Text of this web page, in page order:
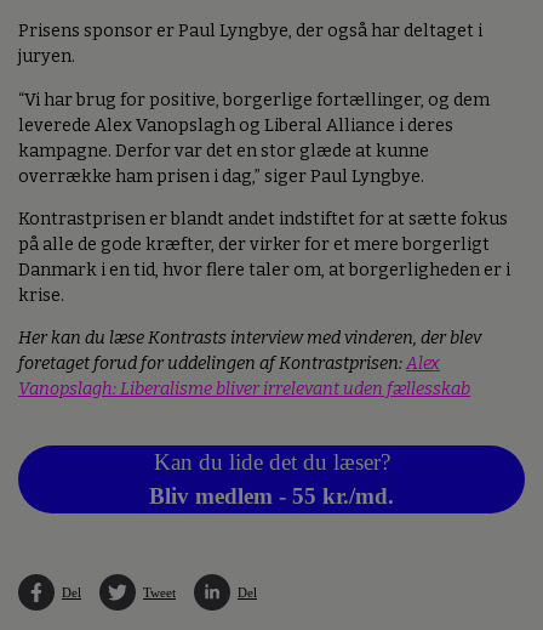
Prisens sponsor er Paul Lyngbye, der også har deltaget i
juryen.
“Vi har brug for positive, borgerlige fortællinger, og dem
leverede Alex Vanopslagh og Liberal Alliance i deres
kampagne. Derfor var det en stor glæde at kunne
overrække ham prisen i dag,” siger Paul Lyngbye.
Kontrastprisen er blandt andet indstiftet for at sætte fokus
på alle de gode kræfter, der virker for et mere borgerligt
Danmark i en tid, hvor flere taler om, at borgerligheden er i
krise.
Her kan du læse Kontrasts interview med vinderen, der blev
foretaget forud for uddelingen af Kontrastprisen:Alex
Vanopslagh: Liberalisme bliver irrelevant uden fællesskab
Kan du lide det du læser?
Bliv medlem - 55 kr./md.
Del Tweet Del